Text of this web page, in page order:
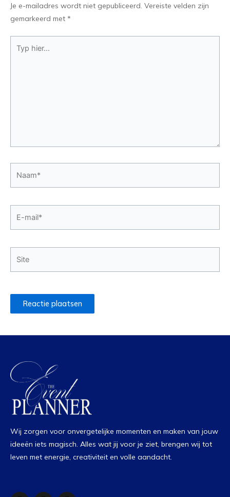
Je e-mailadres wordt niet gepubliceerd. Vereiste velden zijn
gemarkeerd met *
hier...
Wij zorgen voor onvergetelijke momenten en maken van jouw
ideeën iets magisch. Alles wat jij voor je ziet, brengen wij tot
leven met energie, creativiteit en volle aandacht.
I L I